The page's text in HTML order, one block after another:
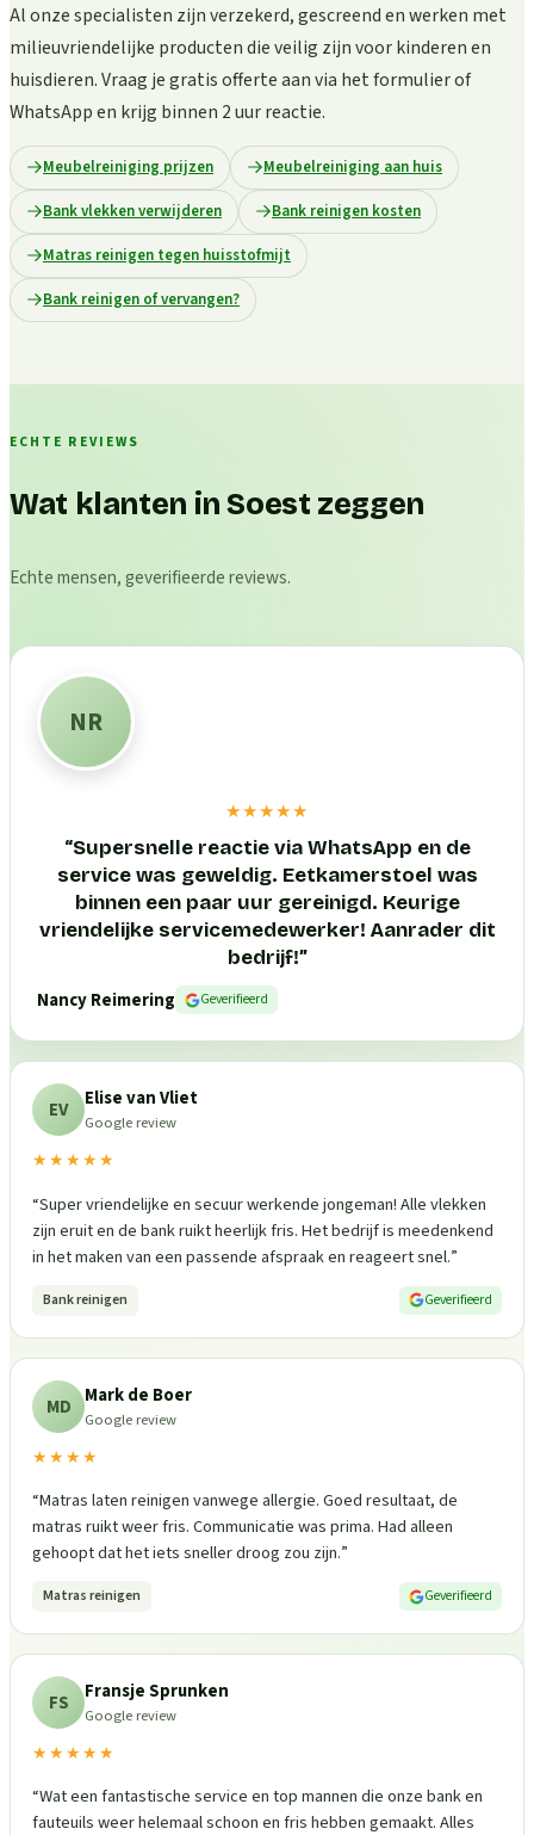
Al onze specialisten zijn verzekerd, gescreend en werken met
milieuvriendelijke producten die veilig zijn voor kinderen en
huisdieren. Vraag je gratis offerte aan via het formulier of
WhatsApp en krijg binnen 2 uur reactie.
Meubelreiniging prijzen Meubelreiniging aan huis
Bank vlekken verwijderen Bank reinigen kosten
Matras reinigen tegen huisstofmijt
Bank reinigen of vervangen?
ECHTE REVIEWS
Wat klanten in Soest zeggen
Echte mensen, geverifieerde reviews.
NR
★★★★★
“Supersnelle reactie via WhatsApp en de
service was geweldig. Eetkamerstoel was
binnen een paar uur gereinigd. Keurige
vriendelijke servicemedewerker! Aanrader dit
bedrijf!”
Nancy Reimering
Geverifieerd
EV Elise van Vliet
Google review
★★★★★
“Super vriendelijke en secuur werkende jongeman! Alle vlekken
zijn eruit en de bank ruikt heerlijk fris. Het bedrijf is meedenkend
in het maken van een passende afspraak en reageert snel.”
Bank reinigen Geverifieerd
MD Mark de Boer
Google review
★★★★
“Matras laten reinigen vanwege allergie. Goed resultaat, de
matras ruikt weer fris. Communicatie was prima. Had alleen
gehoopt dat het iets sneller droog zou zijn.”
Matras reinigen Geverifieerd
FS Fransje Sprunken
Google review
★★★★★
“Wat een fantastische service en top mannen die onze bank en
fauteuils weer helemaal schoon en fris hebben gemaakt. Alles